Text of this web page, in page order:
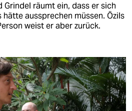
Grindel räumt ein, dass er sich
hätte aussprechen müssen. Özils
weist er aber zurück.